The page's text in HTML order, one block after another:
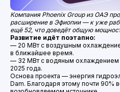
Компания Phoenix Group из ОАЭ
расширение в Эфиопии — к уже
ещё 52, что доведёт общую
Развитие идёт поэтапно:
— 20 МВт с воздушным
в ближайшее время.
— 32 МВт с водяным охлаждением
2025 года.
Основа проекта — энергия
Dam. Благодаря этому почти 90%